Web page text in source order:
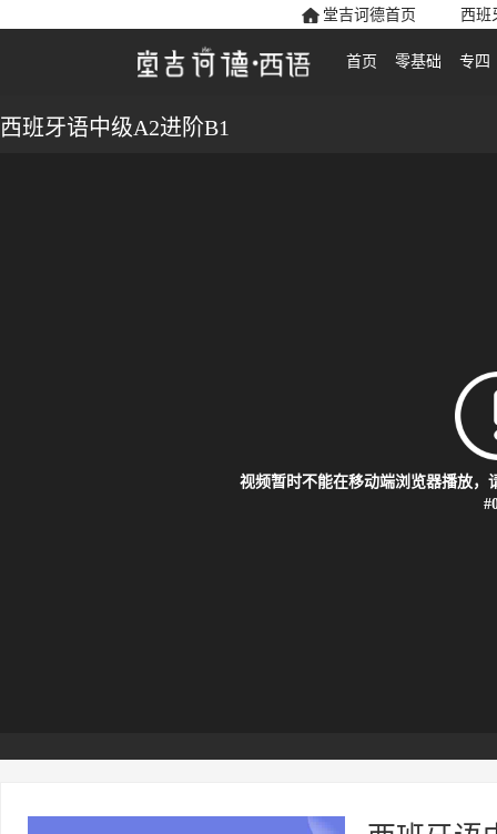
堂吉诃德首页 西班
首页 零基础 专四
西班牙语中级A2进阶B1
视频暂时不能在移动端浏览器播放，